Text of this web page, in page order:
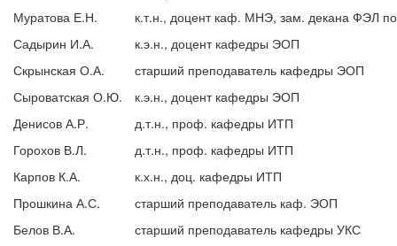
Муратова Е.Н.
к.т.н., доцент каф. МНЭ, зам. декана ФЭЛ
Садырин И.А.
к.э.н., доцент кафедры ЭОП
Скрынская О.А.
старший преподаватель кафедры ЭОП
Сыроватская О.Ю.
к.э.н., доцент кафедры ЭОП
Денисов А.Р.
д.т.н., проф. кафедры ИТП
Горохов В.Л.
д.т.н., проф. кафедры ИТП
Карпов К.А.
к.х.н., доц. кафедры ИТП
Прошкина А.С.
старший преподаватель каф. ЭОП
Белов В.А.
старший преподаватель кафедры УКС